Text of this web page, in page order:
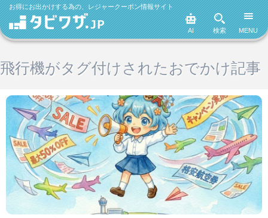
お得にお出かけする為の、レジャークーポン情報サイト
AI 検索 MENU
飛行機がタグ付けされたおでかけ記事